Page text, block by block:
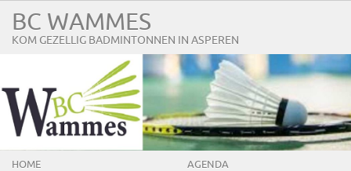
BC WAMMES
KOM GEZELLIG BADMINTONNEN IN ASPEREN
HOME AGENDA